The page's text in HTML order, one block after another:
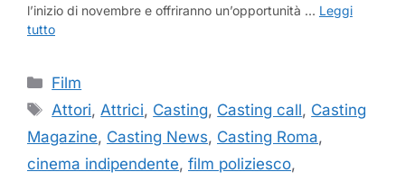
l’inizio di novembre e offriranno un’opportunità … Leggi
tutto
Categorie
Film
Tag
Attori,Attrici, Casting, Casting call, Casting
Magazine, Casting News, Casting Roma,
cinema indipendente, film poliziesco,